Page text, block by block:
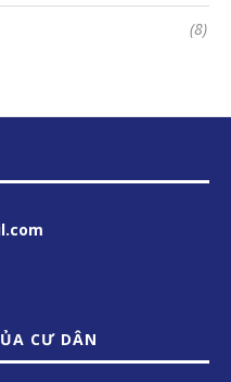
(8)
CƯ DÂN